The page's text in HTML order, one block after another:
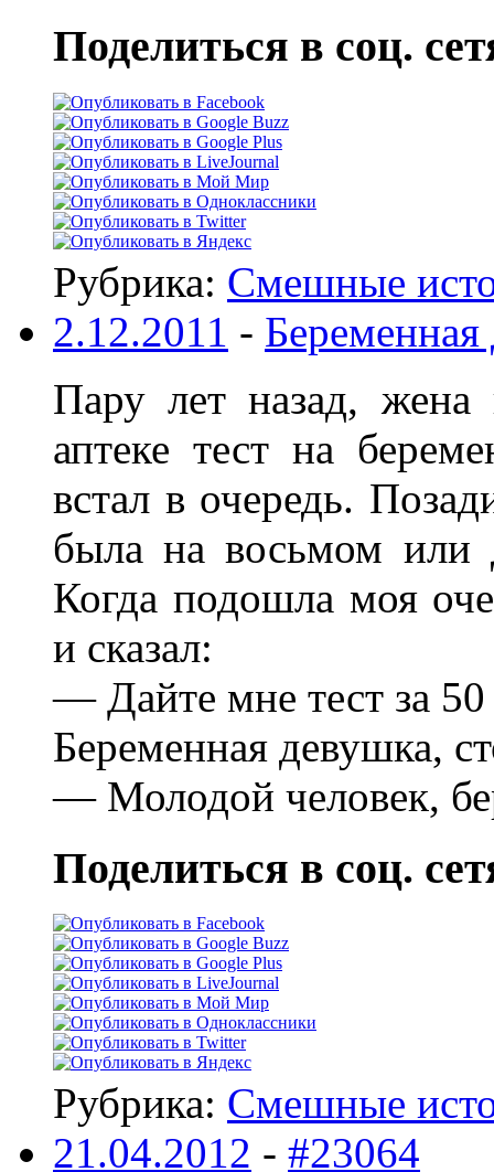
Поделиться в соц.
Рубрика: Смешные
2.12.2011 -
Пару лет назад,
аптеке тест на
встал в очередь.
была на восьмом или
Когда подошла моя
и сказал:
— Дайте мне тест за 50
Беременная девушка,
— Молодой человек,
Поделиться в соц.
Рубрика: Смешные
21.04.2012 - #23064